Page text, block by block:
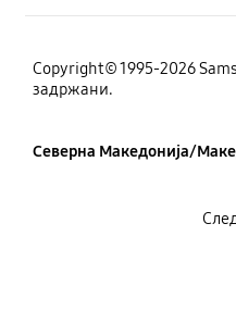
Copyright© 1995-2026
задржани.
Северна Македонија/